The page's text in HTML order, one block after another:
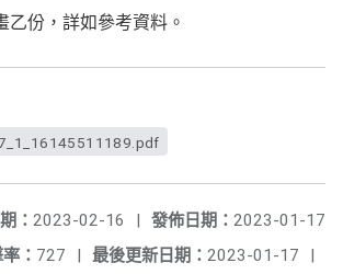
乙份，詳如參考資料。
發佈日期： 2023-01-17
： 2023-02-16
|
最後更新日期： 2023-01-17 |
： 727 |